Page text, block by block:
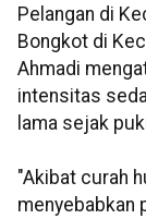
Pelangan di
Bongkot di
Ahmadi
intensitas
lama sejak
"Akibat curah
menyebabkan